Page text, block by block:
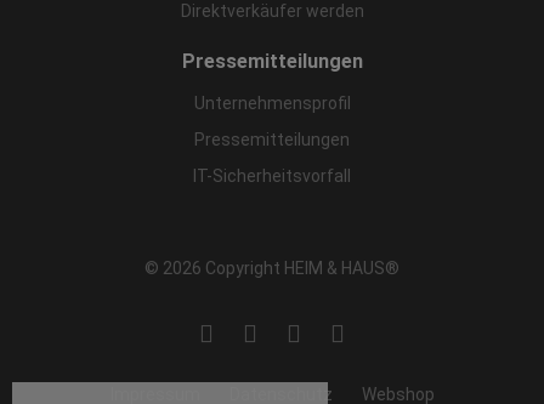
Direktverkäufer werden
Pressemitteilungen
Unternehmensprofil
Pressemitteilungen
IT-Sicherheitsvorfall
© 2026 Copyright HEIM & HAUS®
Datenschutz Webshop